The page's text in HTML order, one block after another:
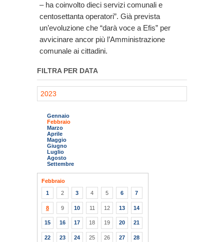
– ha coinvolto dieci servizi comunali e
centosettanta operatori”. Già prevista
un’evoluzione che “darà voce a Efis” per
avvicinare ancor più l’Amministrazione
comunale ai cittadini.
FILTRA PER DATA
2023
Gennaio
Febbraio
Marzo
Aprile
Maggio
Giugno
Luglio
Agosto
Settembre
Febbraio
1
2 3 4 5 6 7
8 9 10 11 12 13 14
15 16 17 18 19 20 21
22 23 24 25 26 27 28